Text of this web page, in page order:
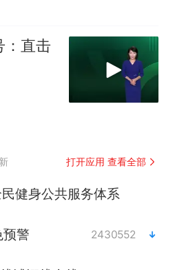
：直击
打开应用 查看全部
健身公共服务体系
警 2430552